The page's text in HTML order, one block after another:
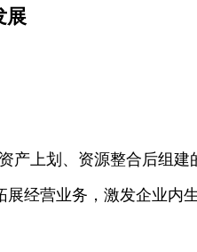
展
产上划、资源整合后组建
经营业务，激发企业内